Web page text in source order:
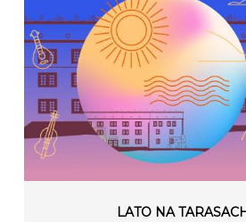
LATO NA